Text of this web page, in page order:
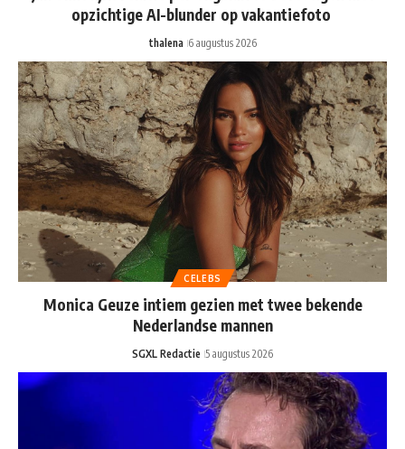
opzichtige AI-blunder op vakantiefoto
thalena 6 augustus 2026
CELEBS
Monica Geuze intiem gezien met twee bekende
Nederlandse mannen
SGXL Redactie 5 augustus 2026